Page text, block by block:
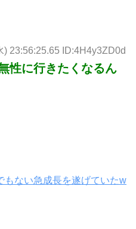
) 23:56:25.65 ID:4H4y3ZD0d
性に行きたくなるん
もない急成長を遂げていたw